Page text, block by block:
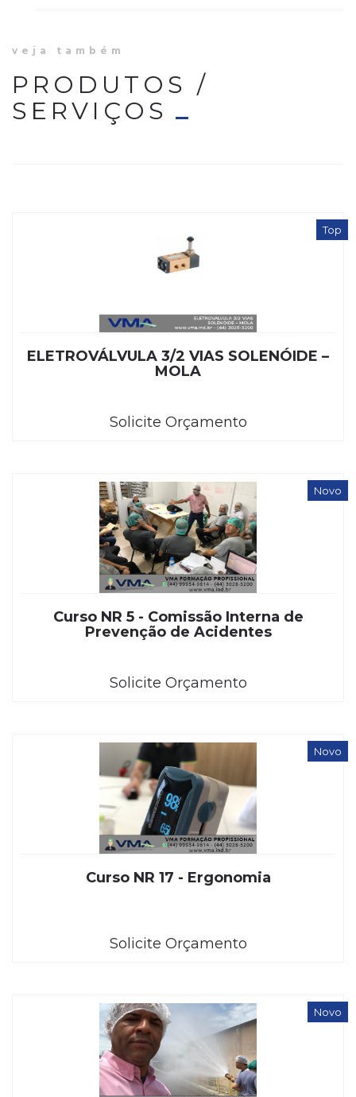
veja também
PRODUTOS /
SERVIÇOS
ELETROVÁLVULA 3/2 VIAS SOLENÓIDE –
MOLA
Solicite Orçamento
Top
Curso NR 5 - Comissão Interna de
Prevenção de Acidentes
Solicite Orçamento
Novo
Curso NR 17 - Ergonomia
Solicite Orçamento
Novo
Novo